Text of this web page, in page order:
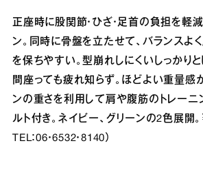
正座時に股関節・ひざ・足首の負担を軽減
ン。同時に骨盤を立たせて、バランスよ
を保ちやすい。型崩れしにくいしっかり
間座っても疲れ知らず。ほどよい重量感
ンの重さを利用して肩や腹筋のトレーニ
ルト付き。ネイビー、グリーンの2色展開。
TEL：06・6532・8140）